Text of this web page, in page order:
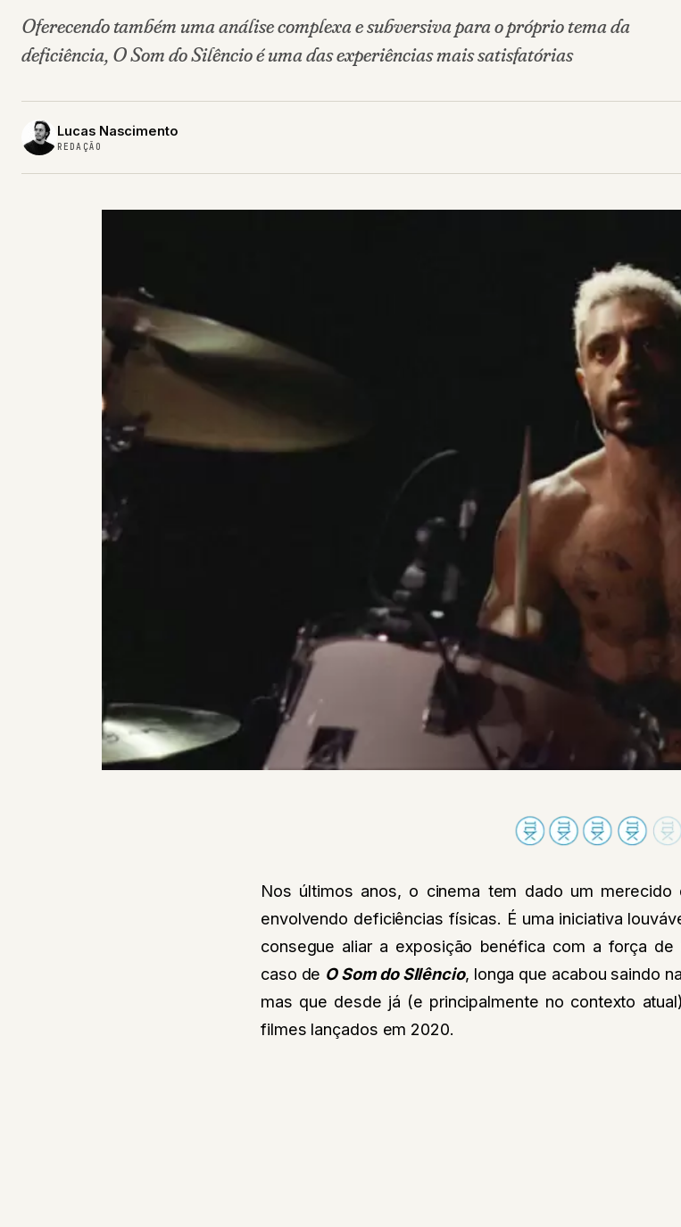
Oferecendo também uma análise complexa e subversiva para o próprio tema da
deficiência, O Som do Silêncio é uma das experiências mais satisfatórias
Lucas Nascimento
REDAÇÃO
Nos últimos anos, o cinema tem dado um
envolvendo deficiências físicas. É uma iniciativa
consegue aliar a exposição benéfica com a força
caso de O Som do SIlêncio, longa que acabou saindo na
mas que desde já (e principalmente no contexto
filmes lançados em 2020.